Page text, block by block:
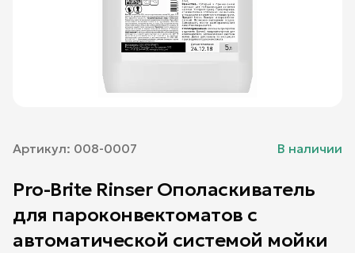
Артикул: 008-0007 В наличии
Pro-Brite Rinser Ополаскиватель
для пароконвектоматов с
автоматической системой мойки